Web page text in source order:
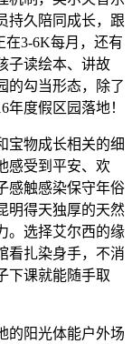
持久陪同成长，跟
在3-6K每月，还有
子读绘本、讲故
的勾当形态，除了
年度假区园落地！
物成长相关的细
感受到平安、欢
感触感染保守年俗
明得天独厚的天然
。选择艾尔西的缘
看扎染身手，不消
下课就能随手取
阳光体能户外场